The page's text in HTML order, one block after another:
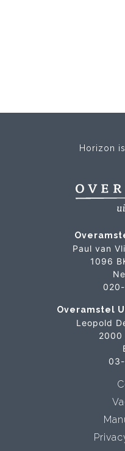
Horizon
Paul van
1096
Overamstel
Leopold
2000